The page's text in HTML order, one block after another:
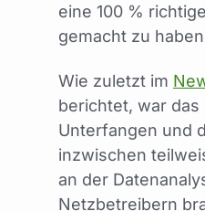
eine 100 %
gemacht zu
Wie zuletzt im
berichtet, war das
Unterfangen und
inzwischen
an der
Netzbetreibern